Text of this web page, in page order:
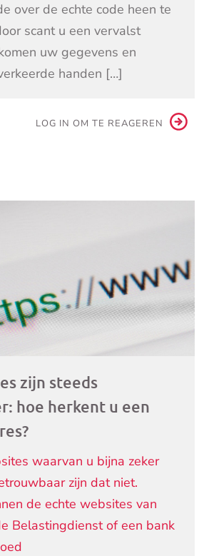
over de echte code heen te
scant u een vervalst
uw gegevens en
handen […]
LOG IN OM TE REAGEREN
zijn steeds
hoe herkent u een
waarvan u bijna zeker
zijn dat niet.
de echte websites van
Belastingdienst of een bank